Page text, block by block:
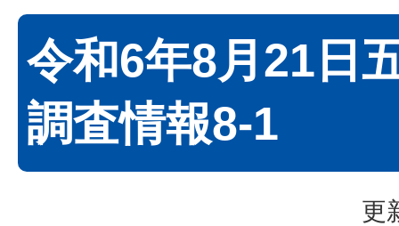
令和6年8月21日
調査情報8-1
更